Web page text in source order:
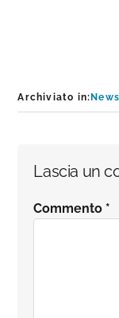
Archiviato in: News
del
Lascia un
Commento *